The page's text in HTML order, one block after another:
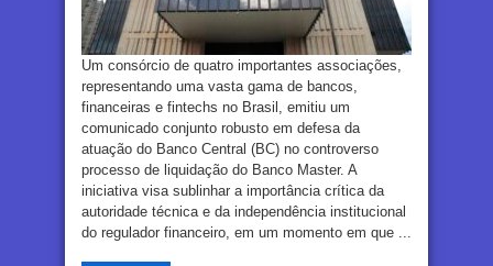
Um consórcio de quatro importantes associações,
representando uma vasta gama de bancos,
financeiras e fintechs no Brasil, emitiu um
comunicado conjunto robusto em defesa da
atuação do Banco Central (BC) no controverso
processo de liquidação do Banco Master. A
iniciativa visa sublinhar a importância crítica da
autoridade técnica e da independência institucional
do regulador financeiro, em um momento em que ...